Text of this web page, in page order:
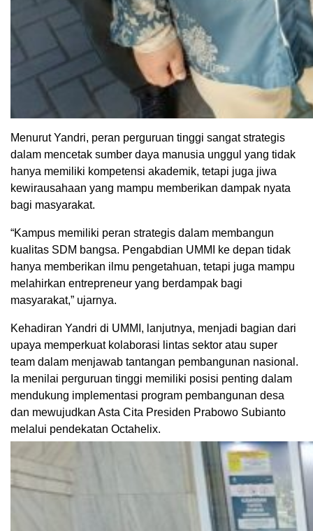
Menurut Yandri, peran perguruan tinggi sangat strategis
dalam mencetak sumber daya manusia unggul yang tidak
hanya memiliki kompetensi akademik, tetapi juga jiwa
kewirausahaan yang mampu memberikan dampak nyata
bagi masyarakat.
“Kampus memiliki peran strategis dalam membangun
kualitas SDM bangsa. Pengabdian UMMI ke depan tidak
hanya memberikan ilmu pengetahuan, tetapi juga mampu
melahirkan entrepreneur yang berdampak bagi
masyarakat,” ujarnya.
Kehadiran Yandri di UMMI, lanjutnya, menjadi bagian dari
upaya memperkuat kolaborasi lintas sektor atau super
team dalam menjawab tantangan pembangunan nasional.
Ia menilai perguruan tinggi memiliki posisi penting dalam
mendukung implementasi program pembangunan desa
dan mewujudkan Asta Cita Presiden Prabowo Subianto
melalui pendekatan Octahelix.